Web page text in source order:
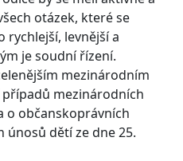
otázek, které se
rychlejší, levnější a
je soudní řízení.
mezinárodním
mezinárodních
o občanskoprávních
dětí ze dne 25.